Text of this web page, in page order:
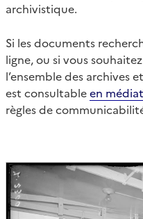
archivistique.
Si les documents
ligne, ou si vous
l’ensemble des archives
est consultableen
règles de